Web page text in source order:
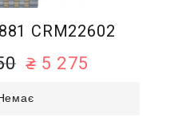
CRM22602
5 275